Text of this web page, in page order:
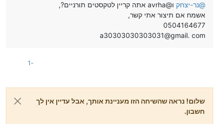
@נר-יצחק ו@avrha אתה קריין לטקסטים תורניים?,
אשמח אם תיצור אתי קשר,
0504164677
a30303030303031@gmail. com
-1
שלום! נראה שהשיחה הזו מעניינת אותך, אבל עדיין אין לך
חשבון.